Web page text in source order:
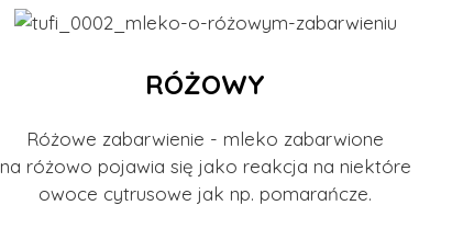
RÓŻOWY
Różowe zabarwienie - mleko zabarwione
na różowo pojawia się jako reakcja na niektóre
owoce cytrusowe jak np. pomarańcze.